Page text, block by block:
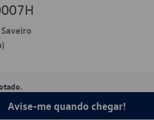
Avise-me quando chegar!